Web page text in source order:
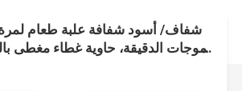
شفاف/ أسود شفافة علبة طعام لمرة